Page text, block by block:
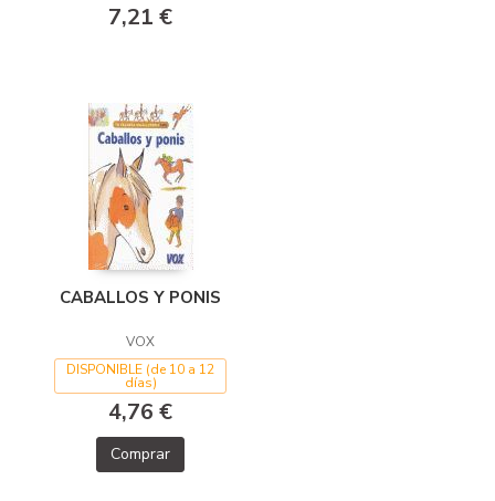
7,21 €
CABALLOS Y PONIS
VOX
DISPONIBLE (de 10 a 12
días)
4,76 €
Comprar